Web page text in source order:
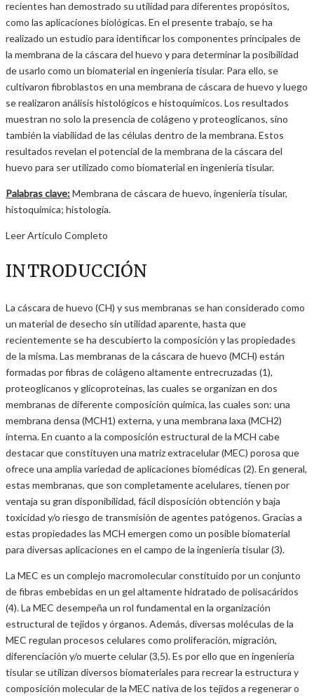
recientes han demostrado su utilidad para diferentes propósitos,
como las aplicaciones biológicas. En el presente trabajo, se ha
realizado un estudio para identificar los componentes principales de
la membrana de la cáscara del huevo y para determinar la posibilidad
de usarlo como un biomaterial en ingeniería tisular. Para ello, se
cultivaron fibroblastos en una membrana de cáscara de huevo y luego
se realizaron análisis histológicos e histoquímicos. Los resultados
muestran no solo la presencia de colágeno y proteoglicanos, sino
también la viabilidad de las células dentro de la membrana. Estos
resultados revelan el potencial de la membrana de la cáscara del
huevo para ser utilizado como biomaterial en ingeniería tisular.
Palabras clave:Membrana de cáscara de huevo, ingeniería tisular,
histoquímica; histología.
Leer Artículo Completo
INTRODUCCIÓN
La cáscara de huevo (CH) y sus membranas se han considerado como
un material de desecho sin utilidad aparente, hasta que
recientemente se ha descubierto la composición y las propiedades
de la misma. Las membranas de la cáscara de huevo (MCH) están
formadas por fibras de colágeno altamente entrecruzadas (1),
proteoglicanos y glicoproteínas, las cuales se organizan en dos
membranas de diferente composición química, las cuales son: una
membrana densa (MCH1) externa, y una membrana laxa (MCH2)
interna. En cuanto a la composición estructural de la MCH cabe
destacar que constituyen una matriz extracelular (MEC) porosa que
ofrece una amplia variedad de aplicaciones biomédicas (2). En general,
estas membranas, que son completamente acelulares, tienen por
ventaja su gran disponibilidad, fácil disposición obtención y baja
toxicidad y/o riesgo de transmisión de agentes patógenos. Gracias a
estas propiedades las MCH emergen como un posible biomaterial
para diversas aplicaciones en el campo de la ingeniería tisular (3).
La MEC es un complejo macromolecular constituido por un conjunto
de fibras embebidas en un gel altamente hidratado de polisacáridos
(4). La MEC desempeña un rol fundamental en la organización
estructural de tejidos y órganos. Además, diversas moléculas de la
MEC regulan procesos celulares como proliferación, migración,
diferenciación y/o muerte celular (3,5). Es por ello que en ingeniería
tisular se utilizan diversos biomateriales para recrear la estructura y
composición molecular de la MEC nativa de los tejidos a regenerar o